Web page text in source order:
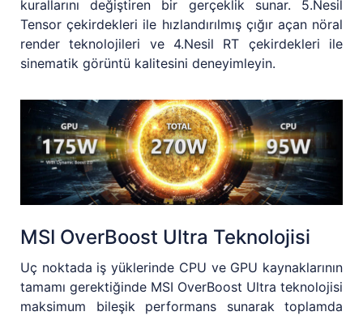
kurallarını değiştiren bir gerçeklik sunar. 5.Nesil
Tensor çekirdekleri ile hızlandırılmış çığır açan nöral
render teknolojileri ve 4.Nesil RT çekirdekleri ile
sinematik görüntü kalitesini deneyimleyin.
MSI OverBoost Ultra Teknolojisi
Uç noktada iş yüklerinde CPU ve GPU kaynaklarının
tamamı gerektiğinde MSI OverBoost Ultra teknolojisi
maksimum bileşik performans sunarak toplamda